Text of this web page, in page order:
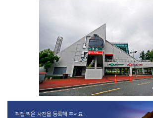
직접 찍은 사진을 등록해 주세요.